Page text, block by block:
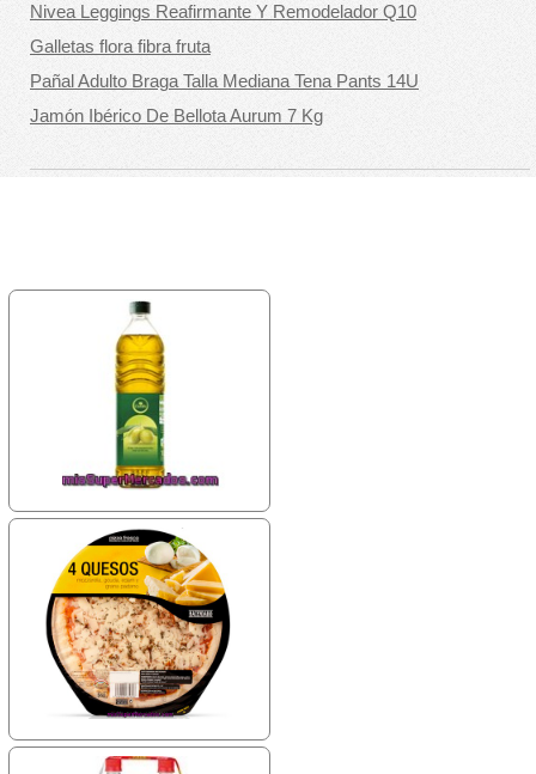
Nivea Leggings Reafirmante Y Remodelador Q10
Galletas flora fibra fruta
Pañal Adulto Braga Talla Mediana Tena Pants 14U
Jamón Ibérico De Bellota Aurum 7 Kg